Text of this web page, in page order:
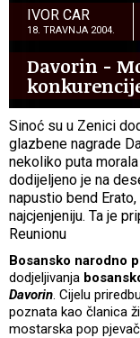
IVOR CAR
18. TRAVNJA 2004.
Davorin -
Sinoć su u Zenici
glazbene nagrade
nekoliko puta
dodijeljeno je na
napustio bend
najcjenjeniju. Ta je
Reunionu
Bosansko narodno
dodjeljivanja
Davorin. Cijelu
poznata kao članica
mostarska pop